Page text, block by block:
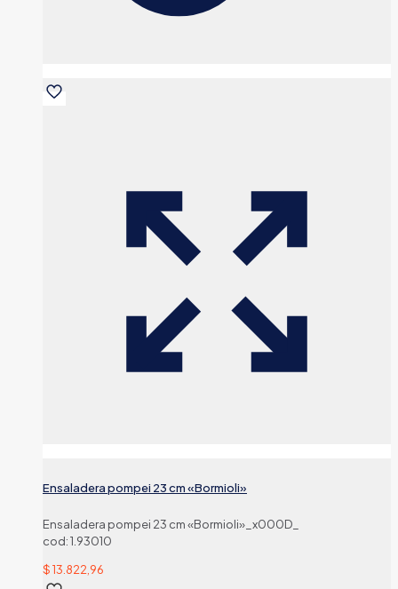
Ensaladera pompei 23 cm «Bormioli»
Ensaladera pompei 23 cm «Bormioli»_x000D_
cod: 1.93010
$13.822,96